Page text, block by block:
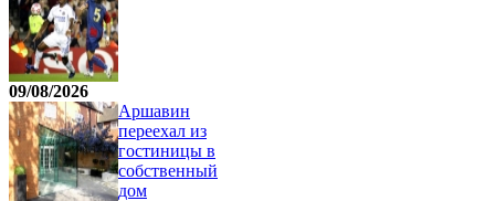
09/08/2026
Аршавин
переехал из
гостиницы в
собственный
дом